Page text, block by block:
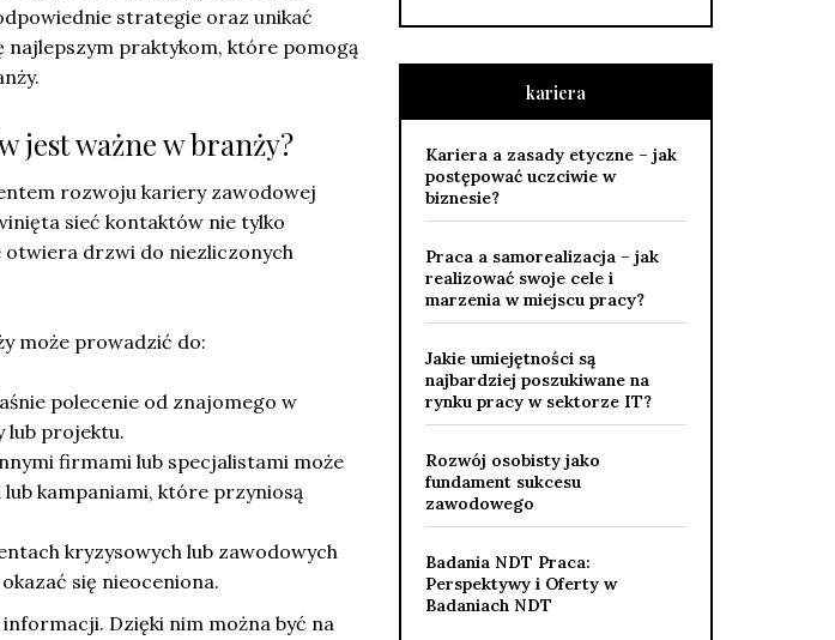
strategie oraz unikać
najlepszym praktykom, które pomogą
jest ważne w branży?
rozwoju kariery zawodowej
sieć kontaktów nie tylko
otwiera drzwi do niezliczonych
może prowadzić do:
polecenie od znajomego w
lub projektu.
firmami lub specjalistami może
kampaniami, które przyniosą
kryzysowych lub zawodowych
się nieoceniona.
Dzięki nim można być na
kariera
Kariera a zasady etyczne – jak
postępować uczciwie w
biznesie?
Praca a samorealizacja – jak
realizować swoje cele i
marzenia w miejscu pracy?
Jakie umiejętności są
najbardziej poszukiwane na
rynku pracy w sektorze IT?
Rozwój osobisty jako
fundament sukcesu
zawodowego
Badania NDT Praca:
Perspektywy i Oferty w
Badaniach NDT